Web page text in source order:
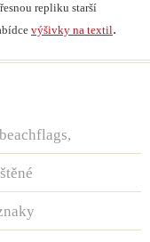
repliku starší
výšivky na textil.